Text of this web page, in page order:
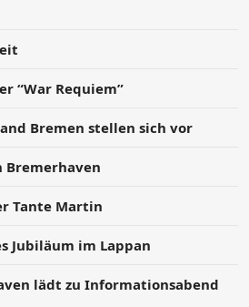
“War Requiem”
Bremen stellen sich vor
Bremerhaven
Tante Martin
Jubiläum im Lappan
lädt zu Informationsabend